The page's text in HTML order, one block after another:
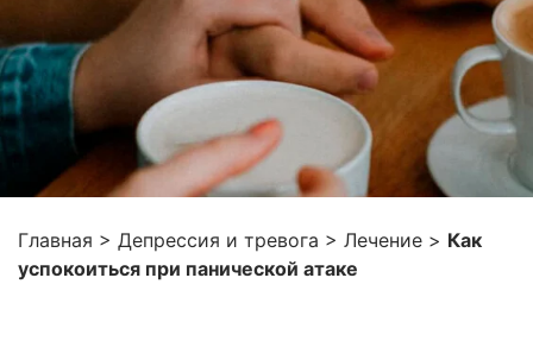
Главная > Депрессия и тревога > Лечение > Как
успокоиться при панической атаке